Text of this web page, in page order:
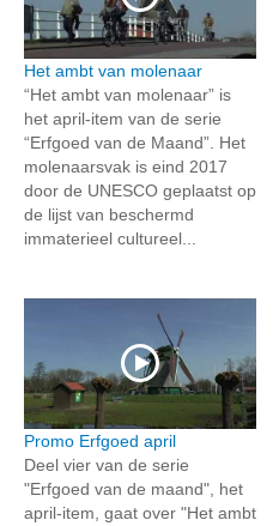
Het ambt van molenaar
“Het ambt van molenaar” is
het april-item van de serie
“Erfgoed van de Maand”. Het
molenaarsvak is eind 2017
door de UNESCO geplaatst op
de lijst van beschermd
immaterieel cultureel...
Promo Erfgoed april
Deel vier van de serie
"Erfgoed van de maand", het
april-item, gaat over "Het ambt